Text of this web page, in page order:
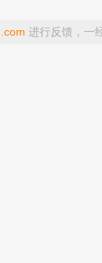
进行反馈，一